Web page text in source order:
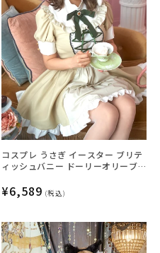
コスプレ うさぎ イースター ブリテ
ィッシュバニー ドーリーオリーブ
【クリアストーン】♡
通
価
格
¥6,589 (税込)